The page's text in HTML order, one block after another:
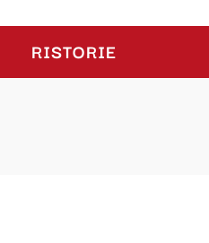
RISTORIE